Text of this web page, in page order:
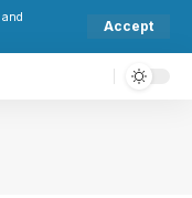
and
Accept